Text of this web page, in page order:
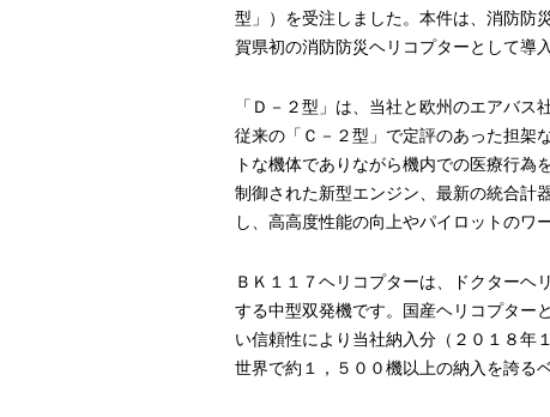
型」）を受注しました。本件は、消防防
賀県初の消防防災ヘリコプターとして導
「Ｄ－２型」は、当社と欧州のエアバス
従来の「Ｃ－２型」で定評のあった担架
トな機体でありながら機内での医療行
制御された新型エンジン、最新の統合計
し、高高度性能の向上やパイロットのワ
ＢＫ１１７ヘリコプターは、ドクターヘ
する中型双発機です。国産ヘリコプター
い信頼性により当社納入分（２０１８年
世界で約１，５００機以上の納入を誇る